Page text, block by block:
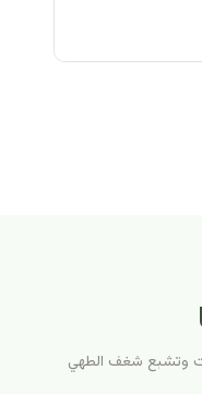
وتشبع شغف الطهي